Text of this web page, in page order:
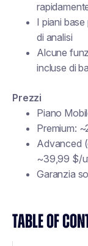
TABLE OF
I piani
di analisi
Alcune
incluse di
Prezzi
Piano
Premium:
Advanced
~39,99 $/
Garanzia